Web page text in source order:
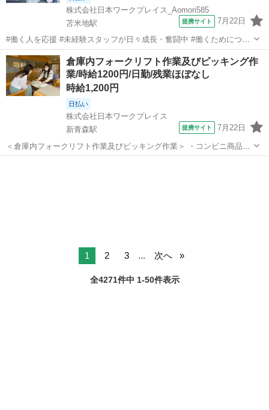
株式会社日本ワークプレイス_Aomori585
苫米地駅
提携サイト 7月22日
#働く人を応援 #未経験スタッフが日々成長・奮闘中 #働くためにつど
い、集まる場所 ▼20代に人気な製造のお仕事▼ 製造のお仕事は、しっ
かりお休みが取れて、稼げるのが特徴です！ 残業が少なく、ご自身の
ライフスタイルに合わ...
青森 三戸郡 苫米地駅 倉庫
倉庫内フォークリフト作業及びピッキング作
業/時給1200円/日勤/残業ほぼなし
時給1,200円
日払い
株式会社日本ワークプレイス
新青森駅
提携サイト 7月22日
＜倉庫内フォークリフト作業及びピッキング作業＞ ・コンビニ商品の
ピッキング作業 ・ピッキングする商品を上部にある予備棚よりフォー
1 2 3 ... 次へ
全4271件中 1-50件表示